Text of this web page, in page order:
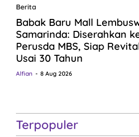
Berita
Babak Baru Mall
Samarinda: Diserahkan
Perusda MBS, Siap
Usai 30 Tahun
Alfian 8 Aug 2026
Terpopuler